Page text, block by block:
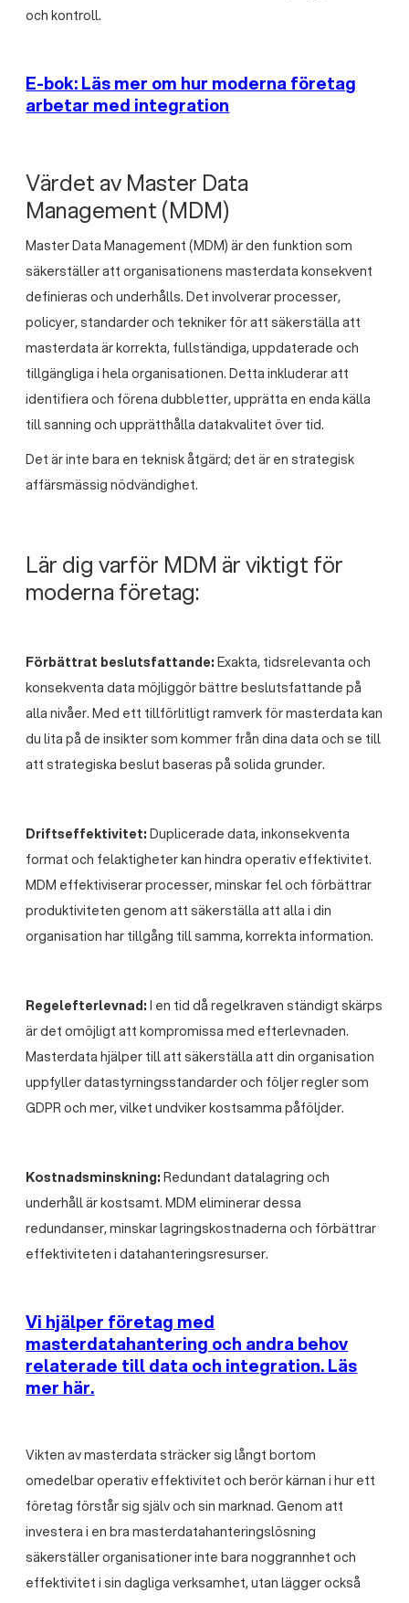
och kontroll.
E-bok: Läs mer om hur moderna företag
arbetar med integration
Värdet av Master Data
Management (MDM)
Master Data Management (MDM) är den funktion som
säkerställer att organisationens masterdata konsekvent
definieras och underhålls. Det involverar processer,
policyer, standarder och tekniker för att säkerställa att
masterdata är korrekta, fullständiga, uppdaterade och
tillgängliga i hela organisationen. Detta inkluderar att
identifiera och förena dubbletter, upprätta en enda källa
till sanning och upprätthålla datakvalitet över tid.
Det är inte bara en teknisk åtgärd; det är en strategisk
affärsmässig nödvändighet.
Lär dig varför MDM är viktigt för
moderna företag:
Förbättrat beslutsfattande: Exakta, tidsrelevanta och
konsekventa data möjliggör bättre beslutsfattande på
alla nivåer. Med ett tillförlitligt ramverk för masterdata kan
du lita på de insikter som kommer från dina data och se till
att strategiska beslut baseras på solida grunder.
Driftseffektivitet:Duplicerade data, inkonsekventa
format och felaktigheter kan hindra operativ effektivitet.
MDM effektiviserar processer, minskar fel och förbättrar
produktiviteten genom att säkerställa att alla i din
organisation har tillgång till samma, korrekta information.
Regelefterlevnad: I en tid då regelkraven ständigt skärps
är det omöjligt att kompromissa med efterlevnaden.
Masterdata hjälper till att säkerställa att din organisation
uppfyller datastyrningsstandarder och följer regler som
GDPR och mer, vilket undviker kostsamma påföljder.
Kostnadsminskning: Redundant datalagring och
underhåll är kostsamt. MDM eliminerar dessa
redundanser, minskar lagringskostnaderna och förbättrar
effektiviteten i datahanteringsresurser.
Vi hjälper företag med
masterdatahantering och andra behov
relaterade till data och integration. Läs
mer här.
Vikten av masterdata sträcker sig långt bortom
omedelbar operativ effektivitet och berör kärnan i hur ett
företag förstår sig själv och sin marknad. Genom att
investera i en bra masterdatahanteringslösning
säkerställer organisationer inte bara noggrannhet och
effektivitet i sin dagliga verksamhet, utan lägger också